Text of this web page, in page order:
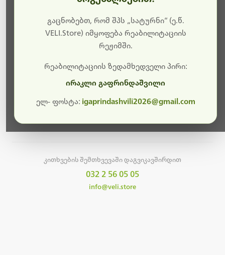
ბოდიშს გიხდით შეფერხებისთვის. ამჟამად
მიმდინარეობს საიტის განახლება და ტექნიკური
სამუშაოები.
მალე ისევ ხელმისაწვდომი იქნება. გმადლობთ
კითხვების შემთხვევაში დაგვიკავშირდით
032 2 56 05 05
info@veli.store
გაცნობებთ, რომ შპს „სატურნი“ (ე.წ.
VELI.Store) იმყოფება რეაბილიტაციის
რეჟიმში.
რეაბილიტაციის ზედამხედველი პირი:
ირაკლი გაფრინდაშვილი
ელ- ფოსტა: igaprindashvili2026@gmail.com